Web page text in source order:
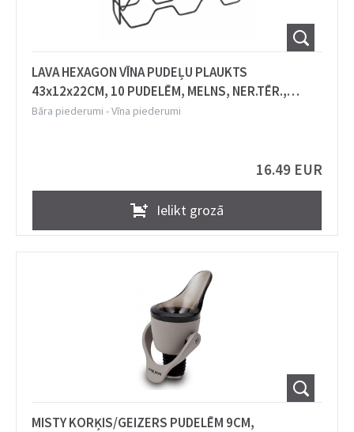
LAVA HEXAGON VĪNA PUDEĻU PLAUKTS
43x12x22CM, 10 PUDELĒM, MELNS, NER.TĒR.,
TOUCH THERM PĀRKL., Metaltex
Bāra piederumi -Vīna piederumi
16.49 EUR
Ielikt grozā
MISTY KORĶIS/GEIZERS PUDELĒM 9CM,